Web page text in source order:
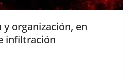
y organización, en
infiltración